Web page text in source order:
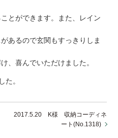
とができます。また、レイン
あるので玄関もすっきりしま
、喜んでいただけました。
た。
2017.5.20 K様 収納コーディネ
ート(No.1318)